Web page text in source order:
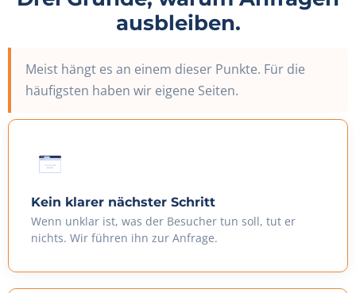
ausbleiben.
Meist hängt es an einem dieser Punkte. Für die
häufigsten haben wir eigene Seiten.
Kein klarer nächster Schritt
Wenn unklar ist, was der Besucher tun soll, tut er
nichts. Wir führen ihn zur Anfrage.